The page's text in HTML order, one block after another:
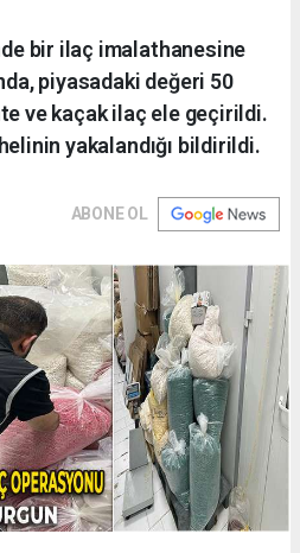
bir ilaç imalathanesine
piyasadaki değeri 50
ve kaçak ilaç ele geçirildi.
yakalandığı bildirildi.
ABONE OL